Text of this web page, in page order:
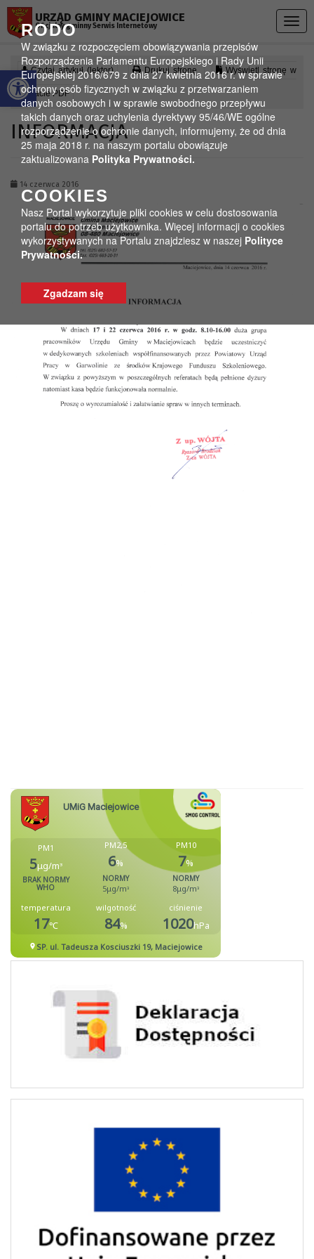
Otwórz pasek narzędzi
RODO
W związku z rozpoczęciem obowiązywania przepisów
Rozporządzenia Parlamentu Europejskiego i Rady Unii
Europejskiej 2016/679 z dnia 27 kwietnia 2016 r. w sprawie
ochrony osób fizycznych w związku z przetwarzaniem
danych osobowych i w sprawie swobodnego przepływu
takich danych oraz uchylenia dyrektywy 95/46/WE ogólne
rozporządzenie o ochronie danych, informujemy, że od dnia
25 maja 2018 r. na naszym portalu obowiązuje
zaktualizowana Polityka Prywatności.
COOKIES
Nasz Portal wykorzytuje pliki cookies w celu dostosowania
portalu do potrzeb użytkownika. Więcej informacji o cookies
wykorzystywanych na Portalu znajdziesz w naszej Polityce
Prywatności.
Zgadzam się
URZĄD GMINY MACIEJOWICE
Oficjalny gminny Serwis Internetowy
Czytaj artykuł (lektor) Drukuj stronę Wyświetl stronę w
formacie PDF
INFORMACJA
14 czerwca 2016